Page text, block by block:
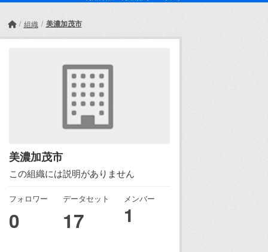
組織 美濃加茂市
美濃加茂市
この組織には説明がありません
フォロワー
0
データセット
17
メンバー
1